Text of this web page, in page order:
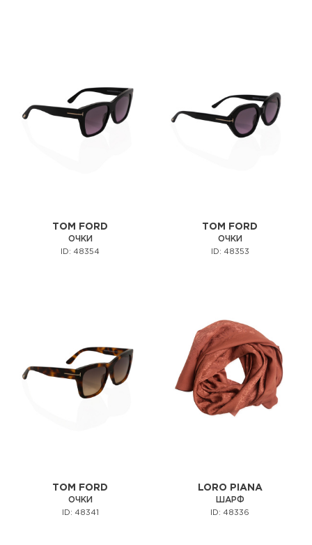
TOM FORD
ОЧКИ
ID: 48354
TOM FORD
ОЧКИ
ID: 48353
TOM FORD
ОЧКИ
ID: 48341
LORO PIANA
ШАРФ
ID: 48336